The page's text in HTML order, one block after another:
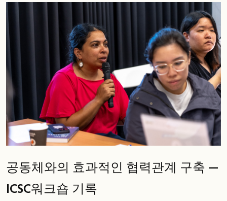
공동체와의 효과적인 협력관계 구축 —
ICSC워크숍 기록